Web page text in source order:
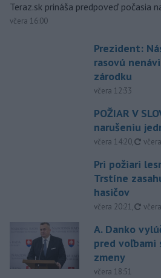
Teraz.sk prináša predpoveď počasia
včera 16:00
Prezident:
rasovú
zárodku
včera 12:33
POŽIAR V
narušeniu
včera 14:20,
Pri požiari
Trstíne
hasičov
včera 20:21,
A. Danko
pred voľbami
zmeny
včera 18:51